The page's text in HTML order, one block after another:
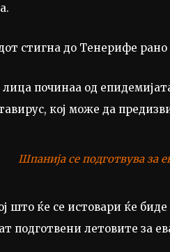
стигна до Тенерифе
починаа од
кој може да
Шпанија се подготвува за
што ќе се истовари ќе
подготвени летовите за